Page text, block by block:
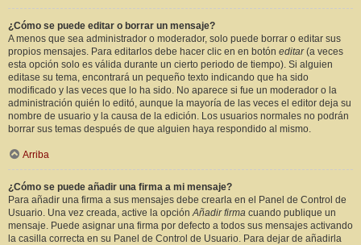
¿Cómo se puede editar o borrar un mensaje?
A menos que sea administrador o moderador, solo puede borrar o editar sus
propios mensajes. Para editarlos debe hacer clic en en botón editar(a veces
esta opción solo es válida durante un cierto periodo de tiempo). Si alguien
editase su tema, encontrará un pequeño texto indicando que ha sido
modificado y las veces que lo ha sido. No aparece si fue un moderador o la
administración quién lo editó, aunque la mayoría de las veces el editor deja su
nombre de usuario y la causa de la edición. Los usuarios normales no podrán
borrar sus temas después de que alguien haya respondido al mismo.
Arriba
¿Cómo se puede añadir una firma a mi mensaje?
Para añadir una firma a sus mensajes debe crearla en el Panel de Control de
Usuario. Una vez creada, active la opciónAñadir firma cuando publique un
mensaje. Puede asignar una firma por defecto a todos sus mensajes activando
la casilla correcta en su Panel de Control de Usuario. Para dejar de añadirla